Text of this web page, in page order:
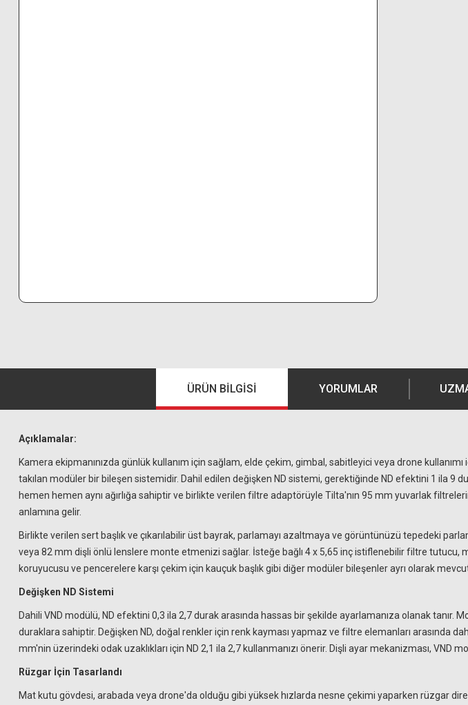
ÜRÜN BILGISI YORUMLAR
Açıklamalar:
Kamera ekipmanınızda günlük kullanım için sağlam, elde çekim, gimbal, sabitleyici veya drone
takılan modüler bir bileşen sistemidir. Dahil edilen değişken ND sistemi, gerektiğinde ND efektini 1 ila 9
hemen hemen aynı ağırlığa sahiptir ve birlikte verilen filtre adaptörüyle Tilta'nın 95 mm yuvarlak
anlamına gelir.
Birlikte verilen sert başlık ve çıkarılabilir üst bayrak, parlamayı azaltmaya ve görüntünüzü tepedeki
veya 82 mm dişli önlü lenslere monte etmenizi sağlar. İsteğe bağlı 4 x 5,65 inç istiflenebilir filtre
koruyucusu ve pencerelere karşı çekim için kauçuk başlık gibi diğer modüler bileşenler ayrı olarak
Değişken ND Sistemi
Dahili VND modülü, ND efektini 0,3 ila 2,7 durak arasında hassas bir şekilde ayarlamanıza olanak tanır.
duraklara sahiptir. Değişken ND, doğal renkler için renk kayması yapmaz ve filtre elemanları arasında
mm'nin üzerindeki odak uzaklıkları için ND 2,1 ila 2,7 kullanmanızı önerir. Dişli ayar mekanizması,
Rüzgar İçin Tasarlandı
Mat kutu gövdesi, arabada veya drone'da olduğu gibi yüksek hızlarda nesne çekimi yaparken rüzgar